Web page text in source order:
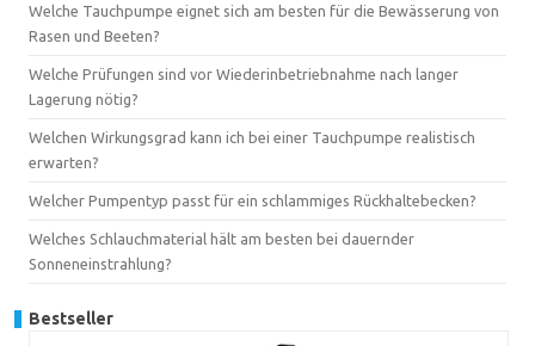
Welche Tauchpumpe eignet sich am besten für die Bewässerung von
Rasen und Beeten?
Welche Prüfungen sind vor Wiederinbetriebnahme nach langer
Lagerung nötig?
Welchen Wirkungsgrad kann ich bei einer Tauchpumpe realistisch
erwarten?
Welcher Pumpentyp passt für ein schlammiges Rückhaltebecken?
Welches Schlauchmaterial hält am besten bei dauernder
Sonneneinstrahlung?
Bestseller